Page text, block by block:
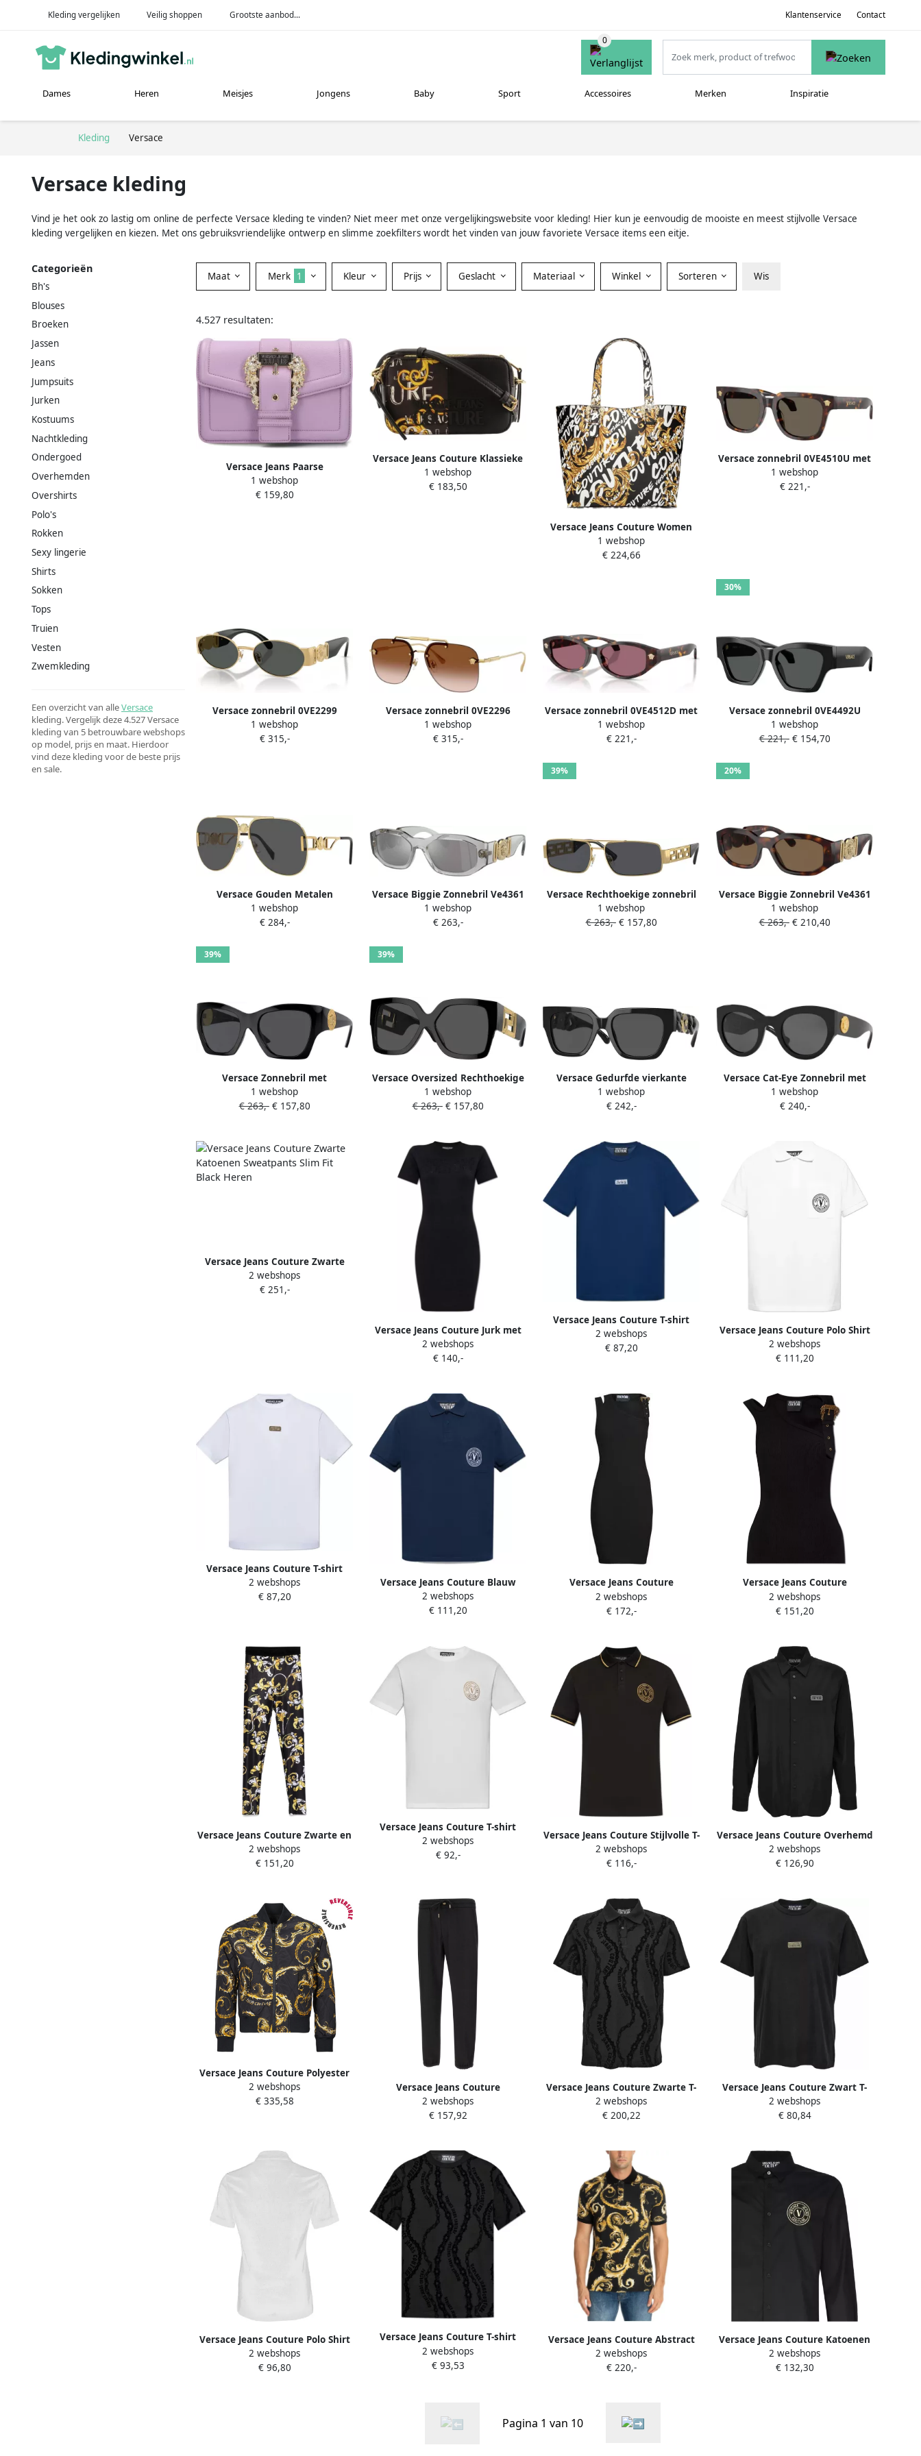
Kleding vergelijken Veilig shoppen Grootste aanbod... Klantenservice Contact
Dames Heren Meisjes Jongens Baby Sport Accessoires Merken Inspiratie
Kleding Versace
Versace kleding
Vind je het ook zo lastig om online de perfecte Versace kleding te vinden? Niet meer met onze vergelijkingswebsite voor kleding! Hier kun je eenvoudig de mooiste en meest stijlvolle Versace
kleding vergelijken en kiezen. Met ons gebruiksvriendelijke ontwerp en slimme zoekfilters wordt het vinden van jouw favoriete Versace items een eitje.
Categorieën
Bh's
Blouses
Broeken
Jassen
Jeans
Jumpsuits
Jurken
Kostuums
Nachtkleding
Ondergoed
Overhemden
Overshirts
Polo's
Rokken
Sexy lingerie
Shirts
Sokken
Tops
Truien
Vesten
Zwemkleding
Een overzicht van alleVersace
kleding. Vergelijk deze 4.527 Versace
kleding van 5 betrouwbare webshops
op model, prijs en maat. Hierdoor
vind deze kleding voor de beste prijs
en sale.
Maat Merk 1 Kleur Prijs Geslacht Materiaal Winkel Sorteren Wis
4.527 resultaten:
Versace Jeans Paarse
Schoudertas Couture 01 Sketch 1
1 webshop
€ 159,80
Versace Jeans Couture Klassieke
Zwarte Schoudertas van
Synthetisch Leer Black Dames
1 webshop
€ 183,50
Versace Jeans Couture Women
Shoulder Bag 73Va4Bf9 Zs414
G89 Gold Black Zwart Dames
1 webshop
€ 224,66
Versace zonnebril 0VE4510U met
tortoise print bruin
1 webshop
€ 221,-
Versace zonnebril 0VE2299
goudkleurig
1 webshop
€ 315,-
Versace zonnebril 0VE2296
goudkleurig
1 webshop
€ 315,-
Versace zonnebril 0VE4512D met
tortoise print donkerbruin
1 webshop
€ 221,-
30%
Versace zonnebril 0VE4492U
zwart
1 webshop
€ 221,-€ 154,70
Versace Gouden Metalen
Pilotenzonnebril met
Donkergrijze Lenzen Yellow
1 webshop
€ 284,-
Versace Biggie Zonnebril Ve4361
311 6G Gray Unisex
1 webshop
€ 263,-
39%
Versace Rechthoekige zonnebril
met donkergrijze lens en gouden
montuur Yellow Unisex
1 webshop
€ 263,-€ 157,80
20%
Versace Biggie Zonnebril Ve4361
521773 Sunglasses Brown Unisex
Dames
1 webshop
€ 263,-€ 210,40
39%
Versace Zonnebril met
onregelmatige vorm donkergrijze
lens en zwart montuur Black
1 webshop
€ 263,-€ 157,80
39%
Versace Oversized Rechthoekige
Zonnebril Black Unisex
1 webshop
€ 263,-€ 157,80
Versace Gedurfde vierkante
zonnebril met gebreide armen
Black Unisex
1 webshop
€ 242,-
Versace Cat-Eye Zonnebril met
Donkergrijze Lens en Zwart
Montuur Black Unisex
1 webshop
€ 240,-
Versace Jeans Couture Zwarte
Katoenen Sweatpants Slim Fit
Black Heren
2 webshops
€ 251,-
Versace Jeans Couture Jurk met
glinsterende applicaties Black
Dames
2 webshops
€ 140,-
Versace Jeans Couture T-shirt
Korte Mouw 78GAHT08
2 webshops
€ 87,20
Versace Jeans Couture Polo Shirt
Korte Mouw 78GAGT01
2 webshops
€ 111,20
Versace Jeans Couture T-shirt
met logo White Heren
2 webshops
€ 87,20
Versace Jeans Couture Blauw
Logo Polo Shirt Blue Heren
2 webshops
€ 111,20
Versace Jeans Couture
Geribbelde bandjurk Black
Dames
2 webshops
€ 172,-
Versace Jeans Couture
Geribbelde tanktop Black Dames
2 webshops
€ 151,20
Versace Jeans Couture Zwarte en
Gouden Modetrousers Multicolor
Dames
2 webshops
€ 151,20
Versace Jeans Couture T-shirt
met bedrukt logo White Heren
2 webshops
€ 92,-
Versace Jeans Couture Stijlvolle T-
shirts en Polos Collectie Black
Heren
2 webshops
€ 116,-
Versace Jeans Couture Overhemd
Lange Mouw CAMICIA77GALYR1
2 webshops
€ 126,90
Versace Jeans Couture Polyester
Puffer en Parka Jassen Black
Heren
2 webshops
€ 335,58
Versace Jeans Couture
Harembroek PANT.77GAA100
2 webshops
€ 157,92
Versace Jeans Couture Zwarte T-
shirts & Polos Aw24 Black Heren
2 webshops
€ 200,22
Versace Jeans Couture Zwart T-
shirt met Institutioneel Logo
Black Heren
2 webshops
€ 80,84
Versace Jeans Couture Polo Shirt
Korte Mouw POLO77GAGT08
2 webshops
€ 96,80
Versace Jeans Couture T-shirt
Korte Mouw MAGLIET.77GAH6R0
2 webshops
€ 93,53
Versace Jeans Couture Abstract
Multicolor Polo Shirt Logo
Multicolor Heren
2 webshops
€ 220,-
Versace Jeans Couture Katoenen
Overhemden Black Heren
2 webshops
€ 132,30
Pagina 1 van 10